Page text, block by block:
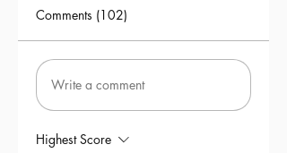
Comments (102)
Write a comment
Highest Score